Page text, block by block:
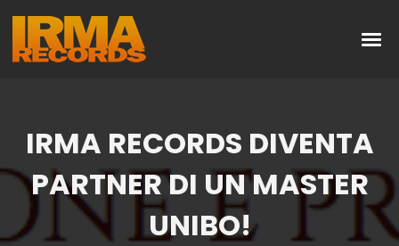
IRMA RECORDS DIVENTA
PARTNER DI UN MASTER
UNIBO!